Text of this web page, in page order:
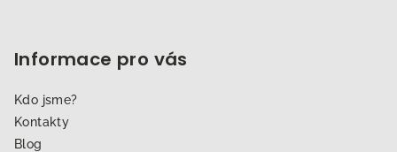
Informace pro vás
Kdo jsme?
Kontakty
Blog